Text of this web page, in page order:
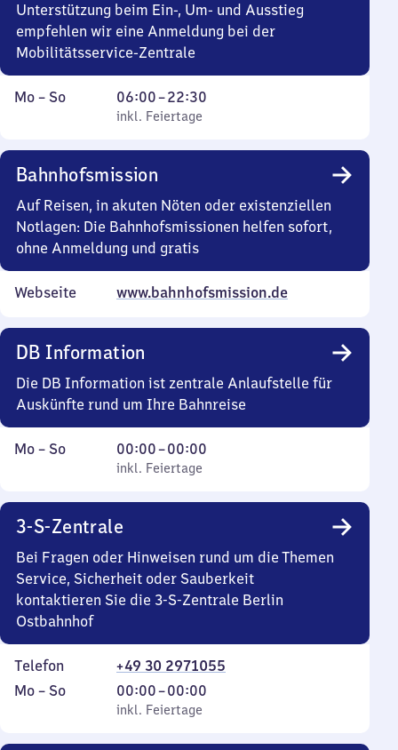
Unterstützung beim Ein-, Um- und Ausstieg
empfehlen wir eine Anmeldung bei der
Mobilitätsservice-Zentrale
Montag
Mo – So,
inkl. Feiertage
06:00–22:30
Von
6
22
Uhr
30
inkl. Feiertage
Bahnhofsmission
Auf Reisen, in akuten Nöten oder existenziellen
Notlagen: Die Bahnhofsmissionen helfen sofort,
ohne Anmeldung und gratis
Webseite www.bahnhofsmission.de
DB Information
Die DB Information ist zentrale Anlaufstelle für
Auskünfte rund um Ihre Bahnreise
Montag
Mo – So,
inkl. Feiertage
00:00–00:00
Von
0
0
Uhr
inkl. Feiertage
3-S-Zentrale
Bei Fragen oder Hinweisen rund um die Themen
Service, Sicherheit oder Sauberkeit
kontaktieren Sie die 3-S-Zentrale Berlin
Ostbahnhof
Telefon
+49 30 2971055
Montag
Mo – So,
inkl. Feiertage
00:00–00:00
Von
0
inkl. Feiertage